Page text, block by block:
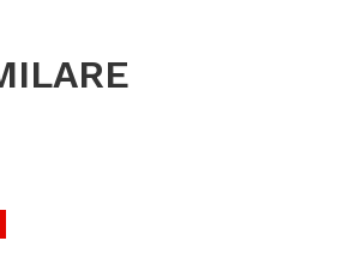
presiunii optime și montarea
același grad de uzură pentru a